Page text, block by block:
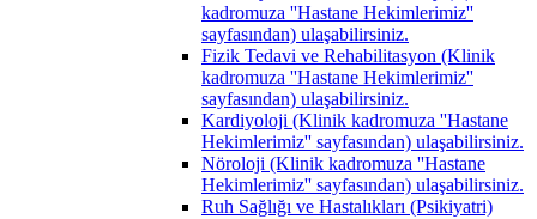
kadromuza ''Hastane Hekimlerimiz''
sayfasından) ulaşabilirsiniz.
Fizik Tedavi ve Rehabilitasyon (Klinik
kadromuza ''Hastane Hekimlerimiz''
sayfasından) ulaşabilirsiniz.
Kardiyoloji (Klinik kadromuza ''Hastane
Hekimlerimiz'' sayfasından) ulaşabilirsiniz.
Nöroloji (Klinik kadromuza ''Hastane
Hekimlerimiz'' sayfasından) ulaşabilirsiniz.
Ruh Sağlığı ve Hastalıkları (Psikiyatri)